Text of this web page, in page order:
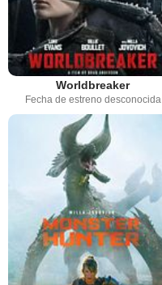
Worldbreaker
Fecha de estreno desconocida